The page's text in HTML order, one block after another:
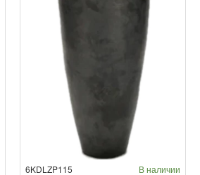
6KDLZP115 В наличии